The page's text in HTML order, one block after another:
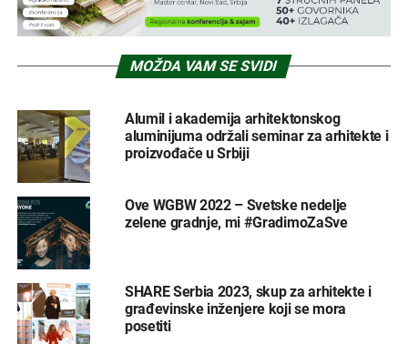
MOŽDA VAM SE SVIDI
Alumil i akademija arhitektonskog
aluminijuma održali seminar za arhitekte i
proizvođače u Srbiji
Ove WGBW 2022 – Svetske nedelje
zelene gradnje, mi #GradimoZaSve
SHARE Serbia 2023, skup za arhitekte i
građevinske inženjere koji se mora
posetiti